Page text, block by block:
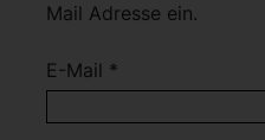
Mail Adresse ein.
E-Mail *